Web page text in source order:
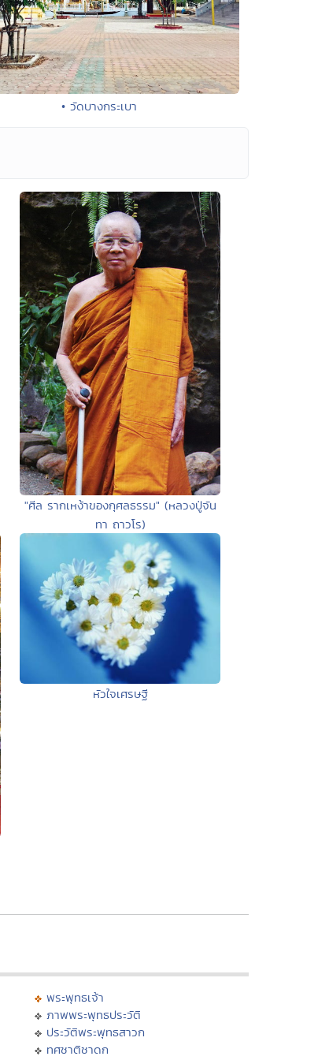
• วัดบางกระเบา
"ศีล รากเหง้าของกุศลธรรม" (หลวงปู่จัน
ทา ถาวโร)
หัวใจเศรษฐี
พระพุทธเจ้า
ภาพพระพุทธประวัติ
ประวัติพระพุทธสาวก
ทศชาติชาดก